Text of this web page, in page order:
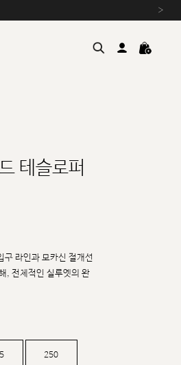
›
테슬로퍼
구 라인과 모카신 절개선
, 전체적인 실루엣의 완
250